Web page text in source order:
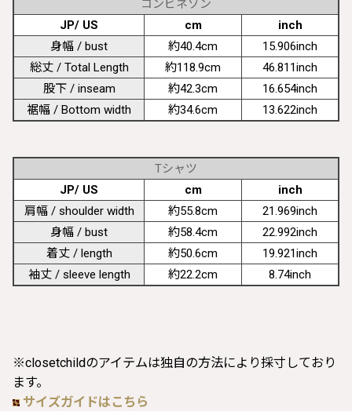
コンビネゾン
JP/ US
cm
inch
身幅 / bust
約40.4cm
15.906inch
総丈 / Total Length
約118.9cm
46.811inch
股下 / inseam
約42.3cm
16.654inch
裾幅 / Bottom width
約34.6cm 13.622inch
Tシャツ
JP/ US
cm
inch
肩幅 / shoulder width
約55.8cm
21.969inch
身幅 / bust
約58.4cm
22.992inch
着丈 / length
約50.6cm
19.921inch
袖丈 / sleeve length
約22.2cm 8.74inch
※closetchildのアイテムは独自の方法により採寸しており
ます。
サイズガイドはこちら